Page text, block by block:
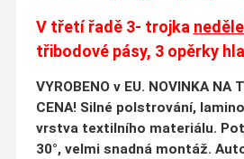
V třetí řadě 3- trojka
třibodové pásy, 3 opěrky
VYROBENO v EU. NOVINKA NA
CENA! Silné polstrování,
vrstva textilního materiálu.
30°, velmi snadná montáž.